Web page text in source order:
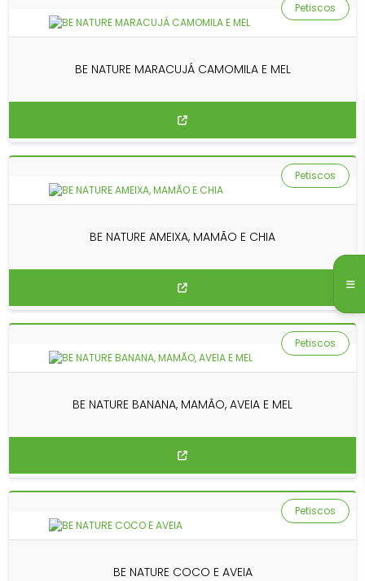
BE NATURE MARACUJÁ CAMOMILA E MEL
Petiscos
BE NATURE AMEIXA, MAMÃO E CHIA
Petiscos
BE NATURE BANANA, MAMÃO, AVEIA E MEL
Petiscos
BE NATURE COCO E AVEIA
Petiscos